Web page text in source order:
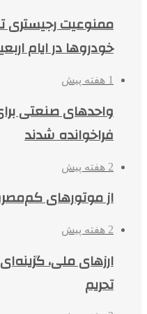
ممنوعیت رجیستری
خودروها در ایام
1 هفته پیش
واحدهای صنعتی
فراخوانده شدند
2 هفته پیش
از موتورهای
2 هفته پیش
ارزهای ملی،
تحریم